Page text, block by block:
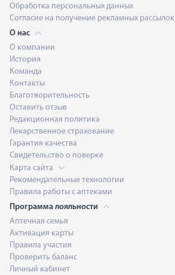
Обработка персональных данных
Согласие на получение рекламных рассылок
О нас
О компании
История
Команда
Контакты
Благотворительность
Оставить отзыв
Редакционная политика
Лекарственное страхование
Гарантия качества
Свидетельство о поверке
Карта сайта
Рекомендательные технологии
Правила работы с аптеками
Программа лояльности
Аптечная семья
Активация карты
Правила участия
Проверить баланс
Личный кабинет